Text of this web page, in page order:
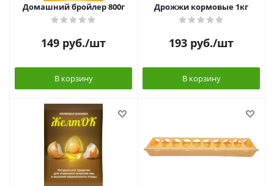
Домашний бройлер 800г
149 руб./шт
В корзину
Дрожжи кормовые 1кг
193 руб./шт
В корзину